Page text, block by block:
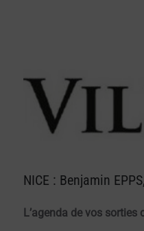
NICE : Benjamin
L’agenda de vos